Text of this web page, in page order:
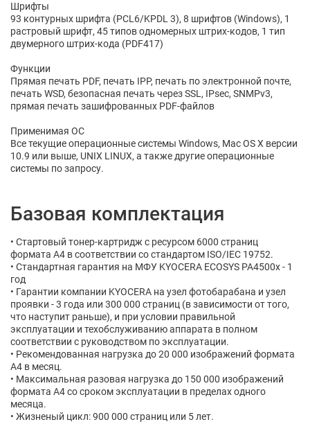
Шрифты
93 контурных шрифта (PCL6/KPDL 3), 8 шрифтов (Windows), 1
растровый шрифт, 45 типов одномерных штрих-кодов, 1 тип
двумерного штрих-кода (PDF417)
Функции
Прямая печать PDF, печать IPP, печать по электронной почте,
печать WSD, безопасная печать через SSL, IPsec, SNMPv3,
прямая печать зашифрованных PDF-файлов
Применимая ОС
Все текущие операционные системы Windows, Mac OS X версии
10.9 или выше, UNIX LINUX, а также другие операционные
системы по запросу.
Базовая комплектация
• Стартовый тонер-картридж с ресурсом 6000 страниц
формата A4 в соответствии со стандартом ISO/IEC 19752.
• Стандартная гарантия на МФУ KYOCERA ECOSYS PA4500x - 1
год
• Гарантии компании KYOCERA на узел фотобарабана и узел
проявки - 3 года или 300 000 страниц (в зависимости от того,
что наступит раньше), и при условии правильной
эксплуатации и техобслуживанию аппарата в полном
соответствии с руководством по эксплуатации.
• Рекомендованная нагрузка до 20 000 изображений формата
A4 в месяц.
• Максимальная разовая нагрузка до 150 000 изображений
формата A4 со сроком эксплуатации в пределах одного
месяца.
• Жизненый цикл: 900 000 страниц или 5 лет.